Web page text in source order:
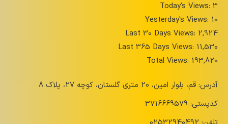
Today's Views: 3
Yesterday's Views: 10
Last 30 Days Views: 2,924
Last 365 Days Views: 11,530
Total Views: 193,820
آدرس: قم، بلوار امین، 20 متری گلستان، کوچه 27، پلاک 8
کدپستی: 3716669579